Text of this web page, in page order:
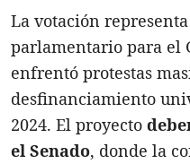
La votación
parlamentario para el
enfrentó protestas
desfinanciamiento
2024. El proyecto
el Senado, donde la